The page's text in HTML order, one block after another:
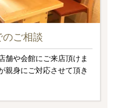
のご相談
舗や会館にご来店頂けま
親身にご対応させて頂き